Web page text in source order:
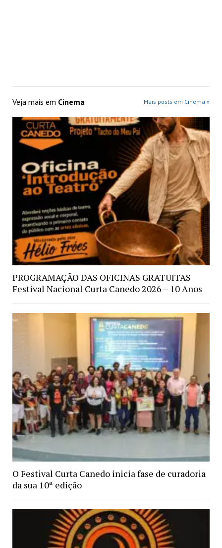
Veja mais em Cinema Mais posts em Cinema »
PROGRAMAÇÃO DAS OFICINAS GRATUITAS
Festival Nacional Curta Canedo 2026 – 10 Anos
O Festival Curta Canedo inicia fase de curadoria
da sua 10ª edição